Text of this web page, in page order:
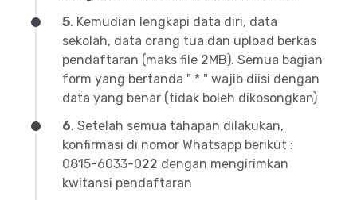
5. Kemudian lengkapi data diri, data
sekolah, data orang tua dan upload berkas
pendaftaran (maks file 2MB). Semua bagian
form yang bertanda " * " wajib diisi dengan
data yang benar (tidak boleh dikosongkan)
6. Setelah semua tahapan dilakukan,
konfirmasi di nomor Whatsapp berikut :
0815-6033-022 dengan mengirimkan
kwitansi pendaftaran